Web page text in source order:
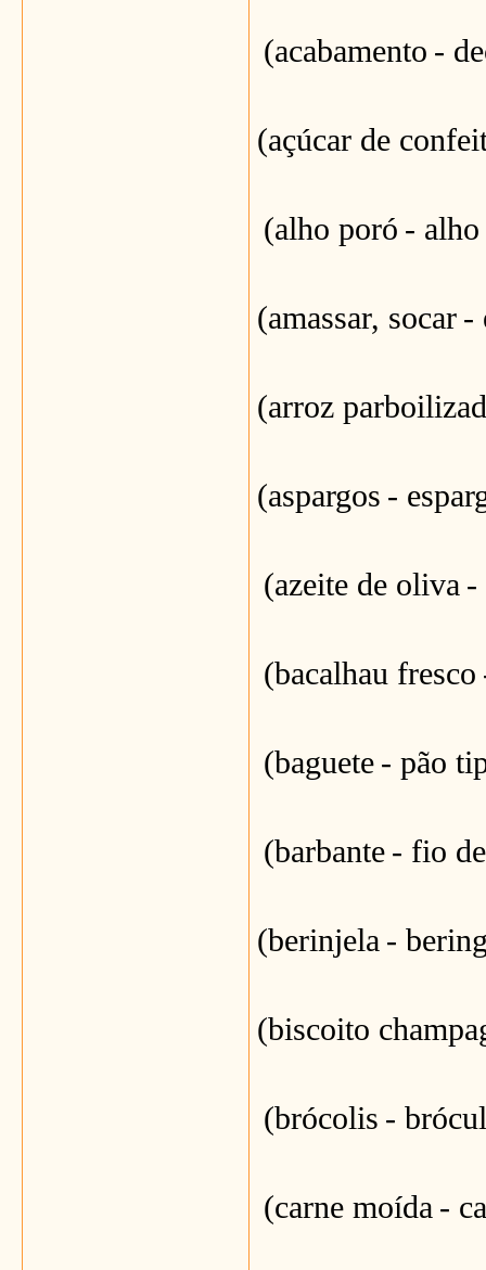
(acabamento -
(açúcar de
(alho poró -
(amassar, socar -
(arroz
(aspargos -
(azeite de oliva -
(bacalhau fresco
(baguete - pão
(barbante - fio
(berinjela -
(biscoito
(brócolis -
(carne moída -